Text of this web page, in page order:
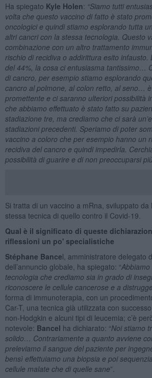
Ha spiegato Kyle Holen: “Siamo tutti
volta che questo vaccino di fatto è stato
oncologici e quindi stiamo esplorando tutta
altri cancri con la stessa tecnologia. Questo
combinazione con un altro trattamento
rischio di recidiva o addirittura esito infausto.
del 44%, la cosa ci entusiasma tantissimo…
di cancro, per esempio stiamo esplorando
cancro al polmone, al colon retto, al seno…
promettente e ci saranno ulteriori possibilità
che abbiamo effettuato è stato fatto su
stadiazione tre, ma crediamo che ci sarà
stadiazioni precedenti. Speriamo di poter
vaccino a coloro che per esempio hanno un
recidiva del cancro e quindi impedirla.
possibilità di guarire e di non preoccuparsi
Si tratta di un vaccino a mRna, sviluppato da
stessa tecnica di quello contro il Covid-19.
Qual è il significato di queste
riflessioni un po' specialistiche
Stéphane Bancel, amministratore delegato
dell’annuncio globale, ha spiegato: “
tecnologia che crediamo sia in grado di
riconoscere le cellule cancerose e a
forma di immunoterapia, con un
Car-T, una tecnica già utilizzata con
non-Hodgkin e alcuni tipi di leucemia; c’è
notevole: Bancel ha dichiarato: “Noi stiamo
solido… Contrariamente a quanto avviene
preleviamo il sangue del paziente per
bensì effettuiamo una biopsia e poi
cellule malate che di quelle sane”.